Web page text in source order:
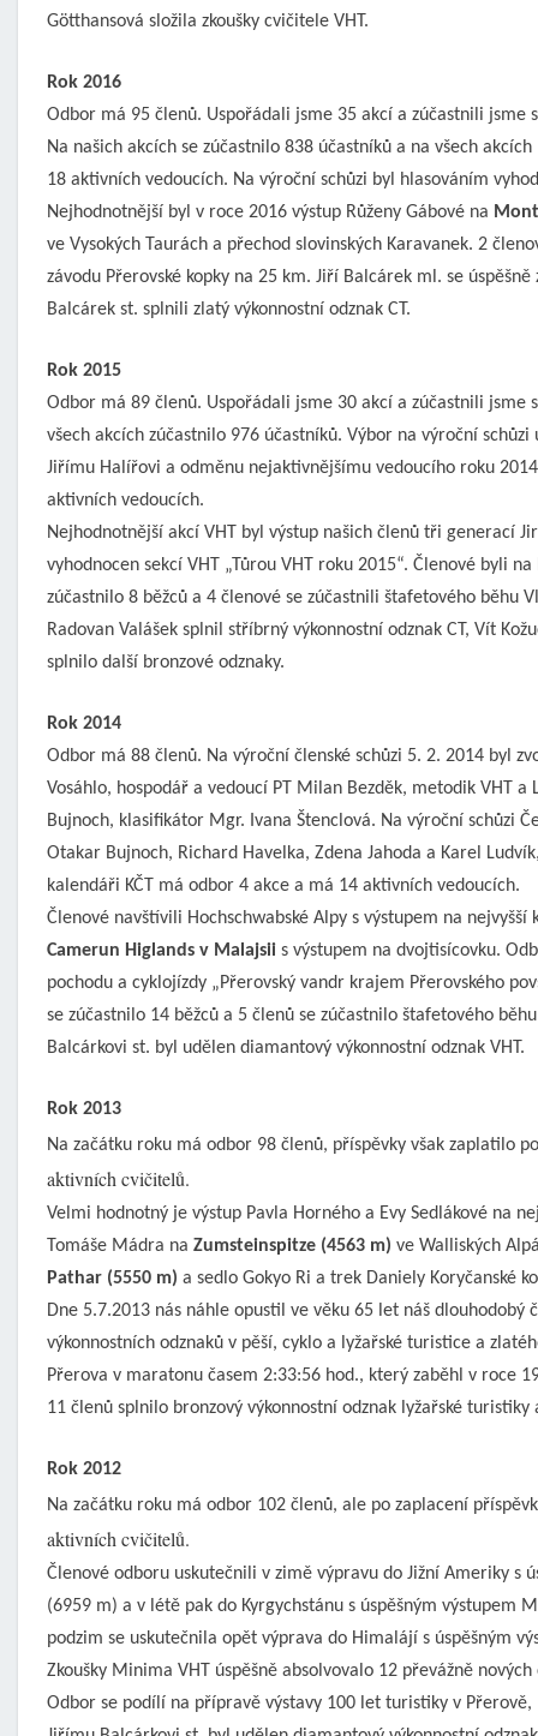
Götthansová složila zkoušky cvičitele VHT.
Rok 2016
Odbor má 95 členů. Uspořádali jsme 35 akcí a zúčastnili jsme
Na našich akcích se zúčastnilo 838 účastníků a na všech
18 aktivních vedoucích. Na výroční schůzi byl hlasováním
Nejhodnotnější byl v roce 2016 výstup Růženy Gábové na
ve Vysokých Taurách a přechod slovinských Karavanek. 2
závodu Přerovské kopky na 25 km. Jiří Balcárek ml. se
Balcárek st. splnili zlatý výkonnostní odznak CT.
Rok 2015
Odbor má 89 členů. Uspořádali jsme 30 akcí a zúčastnili jsme
všech akcích zúčastnilo 976 účastníků. Výbor na výroční
Jiřímu Halířovi a odměnu nejaktivnějšímu vedoucího roku
aktivních vedoucích.
Nejhodnotnější akcí VHT byl výstup našich členů tři generací
vyhodnocen sekcí VHT „Tůrou VHT roku 2015“. Členové byli
zúčastnilo 8 běžců a 4 členové se zúčastnili štafetového běhu
Radovan Valášek splnil stříbrný výkonnostní odznak CT, Vít
splnilo další bronzové odznaky.
Rok 2014
Odbor má 88 členů. Na výroční členské schůzi 5. 2. 2014 byl
Vosáhlo, hospodář a vedoucí PT Milan Bezděk, metodik VHT
Bujnoch, klasifikátor Mgr. Ivana Štenclová. Na výroční schůzi
Otakar Bujnoch, Richard Havelka, Zdena Jahoda a Karel
kalendáři KČT má odbor 4 akce a má 14 aktivních vedoucích.
Členové navštívili Hochschwabské Alpy s výstupem na
Camerun Higlands v Malajsii s výstupem na dvojtisícovku.
pochodu a cyklojízdy „Přerovský vandr krajem Přerovského
se zúčastnilo 14 běžců a 5 členů se zúčastnilo štafetového
Balcárkovi st. byl udělen diamantový výkonnostní odznak VHT.
Rok 2013
Na začátku roku má odbor 98 členů, příspěvky však zaplatilo
aktivních cvičitelů.
Velmi hodnotný je výstup Pavla Horného a Evy Sedlákové na
Tomáše Mádra na Zumsteinspitze (4563 m) ve Walliských
Pathar (5550 m) a sedlo Gokyo Ri a trek Daniely Koryčanské
Dne 5.7.2013 nás náhle opustil ve věku 65 let náš
výkonnostních odznaků v pěší, cyklo a lyžařské turistice a
Přerova v maratonu časem 2:33:56 hod., který zaběhl v roce
11 členů splnilo bronzový výkonnostní odznak lyžařské
Rok 2012
Na začátku roku má odbor 102 členů, ale po zaplacení
aktivních cvičitelů.
Členové odboru uskutečnili v zimě výpravu do Jižní Ameriky
(6959 m) a v létě pak do Kyrgychstánu s úspěšným výstupem
podzim se uskutečnila opět výprava do Himalájí s úspěšným
Zkoušky Minima VHT úspěšně absolvovalo 12 převážně nových
Odbor se podílí na přípravě výstavy 100 let turistiky v